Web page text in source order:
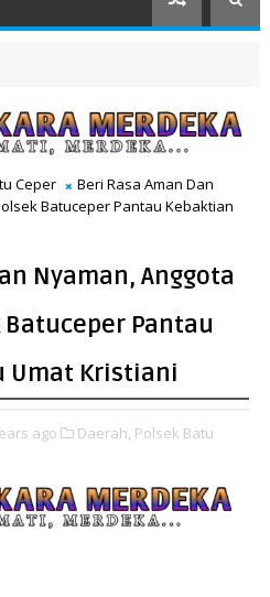
Ceper
Beri Rasa Aman Dan
Batuceper Pantau Kebaktian
Nyaman, Anggota
Pantau
Umat Kristiani
ago Daerah, Polsek Batu